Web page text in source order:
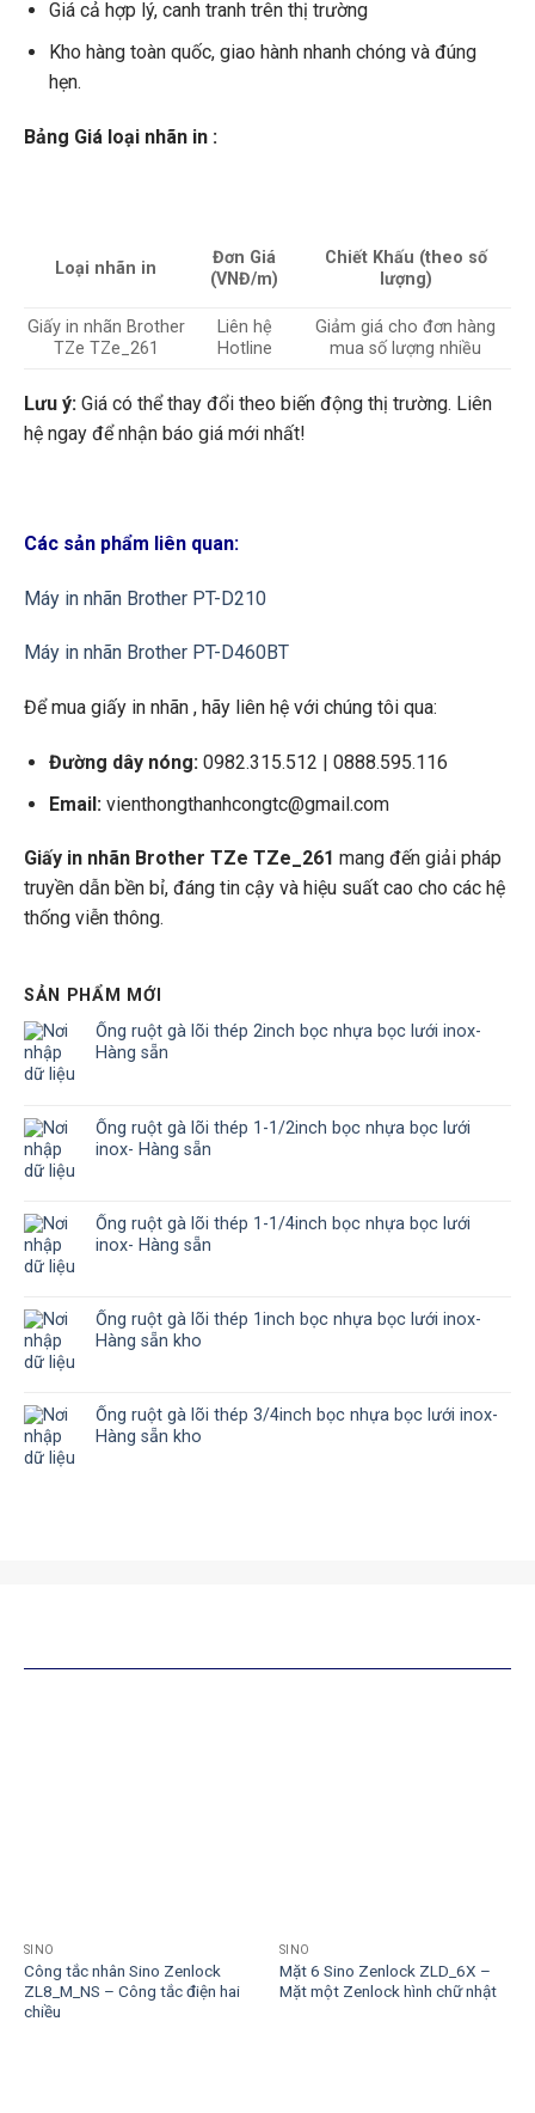
Giá cả hợp lý, canh tranh trên thị trường
Kho hàng toàn quốc, giao hành nhanh chóng và đúng
hẹn.
Bảng Giá loại nhãn in :
Loại nhãn in
Đơn Giá
(VNĐ/m)
Chiết Khấu (theo số
lượng)
Giấy in nhãn Brother
TZe TZe_261
Liên hệ
Hotline
Giảm giá cho đơn hàng
mua số lượng nhiều
Lưu ý:Giá có thể thay đổi theo biến động thị trường. Liên
hệ ngay để nhận báo giá mới nhất!
Các sản phẩm liên quan:
Máy in nhãn Brother PT-D210
Máy in nhãn Brother PT-D460BT
Để mua giấy in nhãn , hãy liên hệ với chúng tôi qua:
Đường dây nóng:0982.315.512 | 0888.595.116
Email:vienthongthanhcongtc@gmail.com
Giấy in nhãn Brother TZe TZe_261 mang đến giải pháp
truyền dẫn bền bỉ, đáng tin cậy và hiệu suất cao cho các hệ
thống viễn thông.
SẢN PHẨM MỚI
Ống ruột gà lõi thép 2inch bọc nhựa bọc lưới inox-
Hàng sẵn
Ống ruột gà lõi thép 1-1/2inch bọc nhựa bọc lưới
inox- Hàng sẵn
Ống ruột gà lõi thép 1-1/4inch bọc nhựa bọc lưới
inox- Hàng sẵn
Ống ruột gà lõi thép 1inch bọc nhựa bọc lưới inox-
Hàng sẵn kho
Ống ruột gà lõi thép 3/4inch bọc nhựa bọc lưới inox-
Hàng sẵn kho
SINO
Công tắc nhân Sino Zenlock
ZL8_M_NS – Công tắc điện hai
chiều
SINO
Mặt 6 Sino Zenlock ZLD_6X –
Mặt một Zenlock hình chữ nhật